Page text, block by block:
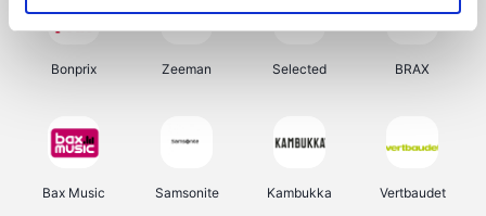
Bonprix Zeeman Selected BRAX
Bax Music Samsonite Kambukka Vertbaudet